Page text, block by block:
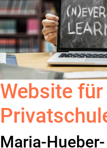
Website
Maria-